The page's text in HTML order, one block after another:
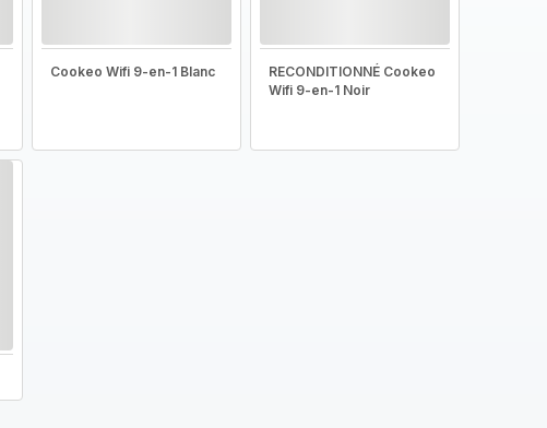
Cookeo Wifi 9-en-1 Blanc
RECONDITIONNÉ Cookeo
Wifi 9-en-1 Noir